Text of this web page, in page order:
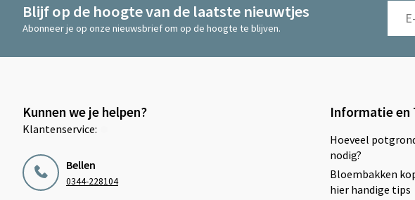
Blijf op de hoogte van de laatste nieuwtjes
Abonneer je op onze nieuwsbrief om op de hoogte te blijven.
Kunnen we je helpen?
Klantenservice:
Bellen
0344-228104
Informatie en
Hoeveel
nodig?
Bloembakken
hier handige tips